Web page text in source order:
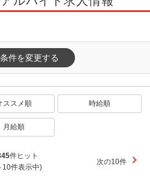
件を変更する
ススメ順 時給順
月給順
件ヒット
10件表示中)
次の10件